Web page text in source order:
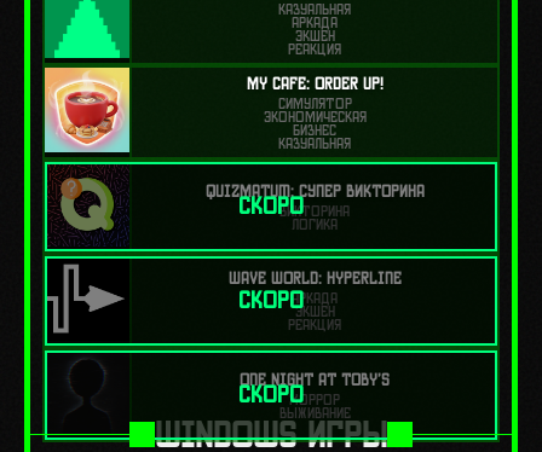
КАЗУАЛЬНАЯ
АРКАДА
ЭКШЕН
РЕАКЦИЯ
My Cafe: Order Up!
СИМУЛЯТОР
ЭКОНОМИЧЕСКАЯ
БИЗНЕС
КАЗУАЛЬНАЯ
QuizMatum: Супер Викторина
ВИКТОРИНА
ЛОГИКА
СКОРО
Wave World: HyperLine
АРКАДА
ЭКШЕН
РЕАКЦИЯ
СКОРО
One Night at Toby's
ХОРРОР
ВЫЖИВАНИЕ
СКОРО
WINDOWS ИГРЫ